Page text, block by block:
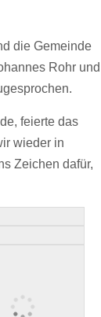
die Gemeinde
Rohr und
feierte das
wieder in
Zeichen dafür,